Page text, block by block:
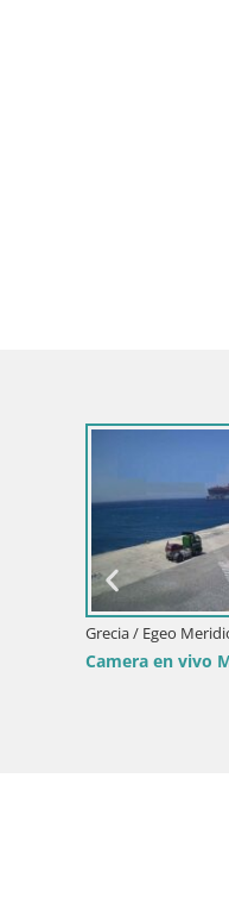
Meridional / Myconos
del puerto viejo